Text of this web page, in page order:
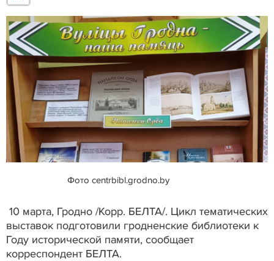
Фото centrbibl.grodno.by
10 марта, Гродно /Корр. БЕЛТА/. Цикл тематических
выставок подготовили гродненские библиотеки к
Году исторической памяти, сообщает
корреспондент БЕЛТА.